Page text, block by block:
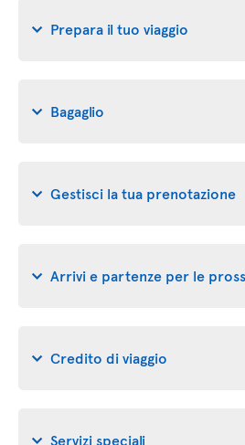
Prepara il tuo viaggio
Bagaglio
Gestisci la tua prenotazione
Arrivi e partenze per le
Credito di viaggio
Servizi speciali